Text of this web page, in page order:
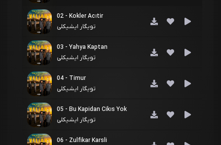
02 - Kokler Acıtir
تویگار ایشیکلی
03 - Yahya Kaptan
تویگار ایشیکلی
04 - Timur
تویگار ایشیکلی
05 - Bu Kapidan Cikıs Yok
تویگار ایشیکلی
06 - Zulfikar Karsli